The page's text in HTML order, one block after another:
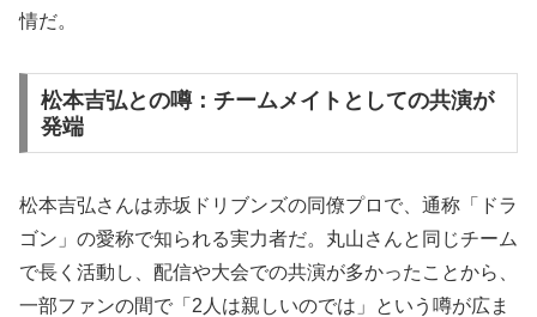
情だ。
松本吉弘との噂：チームメイトとしての共演が
発端
松本吉弘さんは赤坂ドリブンズの同僚プロで、通称「ドラ
ゴン」の愛称で知られる実力者だ。丸山さんと同じチーム
で長く活動し、配信や大会での共演が多かったことから、
一部ファンの間で「2人は親しいのでは」という噂が広ま